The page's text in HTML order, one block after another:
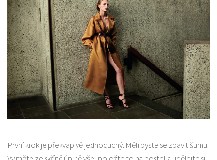
První krok je překvapivě jednoduchý. Měli byste se zbavit šumu.